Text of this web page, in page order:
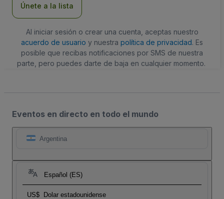
Únete a la lista
Al iniciar sesión o crear una cuenta, aceptas nuestro
acuerdo de usuario y nuestra política de privacidad. Es
posible que recibas notificaciones por SMS de nuestra
parte, pero puedes darte de baja en cualquier momento.
Eventos en directo en todo el mundo
Argentina
Español (ES)
US$ Dolar estadounidense